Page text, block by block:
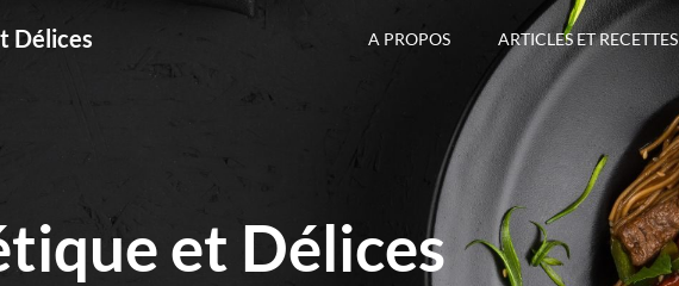
Délices A PROPOS ARTICLES ET RECETTES
et Délices